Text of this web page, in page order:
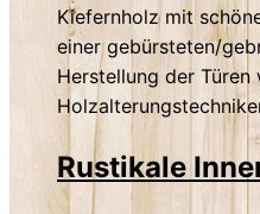
Kiefernholz mit
einer gebürsteten/
Herstellung der Türen
Rustikale